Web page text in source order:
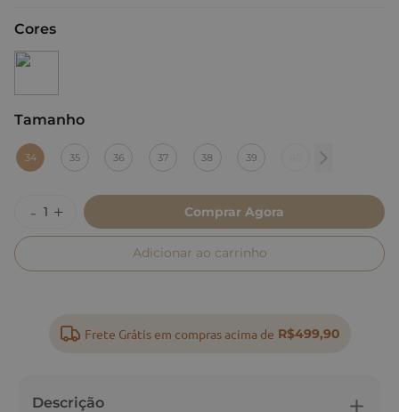
Cores
Tamanho
: 34
34 35 36 37 38 39
Comprar Agora
Adicionar ao carrinho
Frete Grátis em compras acima de R$499,90
Descrição